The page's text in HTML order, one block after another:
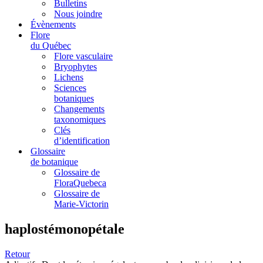
Bulletins
Nous joindre
Évènements
Flore
du Québec
Flore vasculaire
Bryophytes
Lichens
Sciences
botaniques
Changements
taxonomiques
Clés
d’identification
Glossaire
de botanique
Glossaire de
FloraQuebeca
Glossaire de
Marie-Victorin
haplostémonopétale
Retour